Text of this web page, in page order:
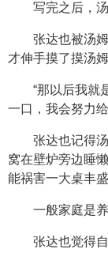
写完之后，
张达也被汤
才伸手摸了摸汤
“那以后我就
一口，我会努力
张达也记得
窝在壁炉旁边睡
能祸害一大桌丰盛
一般家庭是
张达也觉得